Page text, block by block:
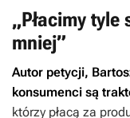
„Płacimy
mniej”
Autor petycji,
konsumenci są
którzy płacą za